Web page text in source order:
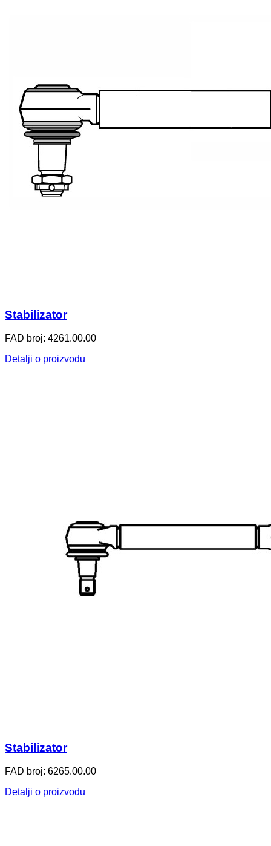
Stabilizator
FAD broj: 4261.00.00
Detalji o proizvodu
Stabilizator
FAD broj: 6265.00.00
Detalji o proizvodu